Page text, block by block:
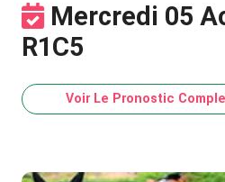
Mercredi 05
R1C5
Voir Le Pronostic